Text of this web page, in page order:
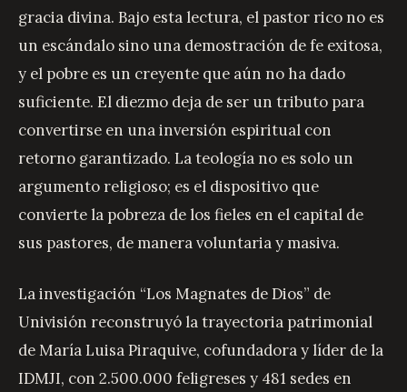
gracia divina. Bajo esta lectura, el pastor rico no es
un escándalo sino una demostración de fe exitosa,
y el pobre es un creyente que aún no ha dado
suficiente. El diezmo deja de ser un tributo para
convertirse en una inversión espiritual con
retorno garantizado. La teología no es solo un
argumento religioso; es el dispositivo que
convierte la pobreza de los fieles en el capital de
sus pastores, de manera voluntaria y masiva.
La investigación “Los Magnates de Dios” de
Univisión reconstruyó la trayectoria patrimonial
de María Luisa Piraquive, cofundadora y líder de la
IDMJI, con 2.500.000 feligreses y 481 sedes en